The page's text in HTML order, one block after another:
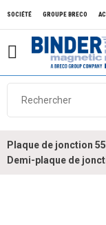
SOCIÉTÉ GROUPE BRECO
Plaque de jonction
Demi-plaque de